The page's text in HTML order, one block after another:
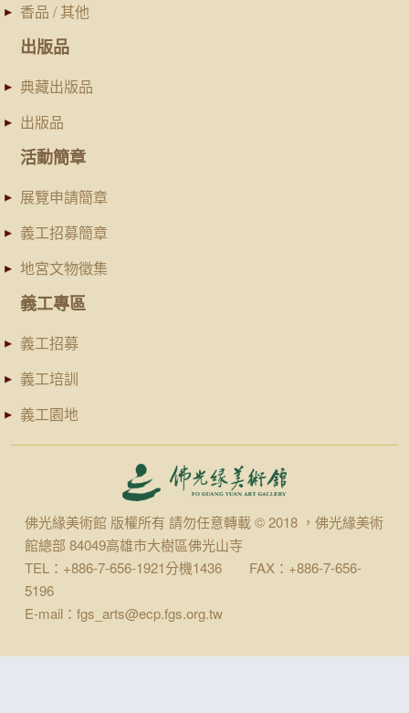
香品 / 其他
出版品
典藏出版品
出版品
活動簡章
展覽申請簡章
義工招募簡章
地宮文物徵集
義工專區
義工招募
義工培訓
義工園地
佛光緣美術館 版權所有 請勿任意轉載 © 2018 ，佛光緣美術
館總部 84049高雄市大樹區佛光山寺
TEL：+886-7-656-1921分機1436 FAX：+886-7-656-
5196
E-mail：fgs_arts@ecp.fgs.org.tw